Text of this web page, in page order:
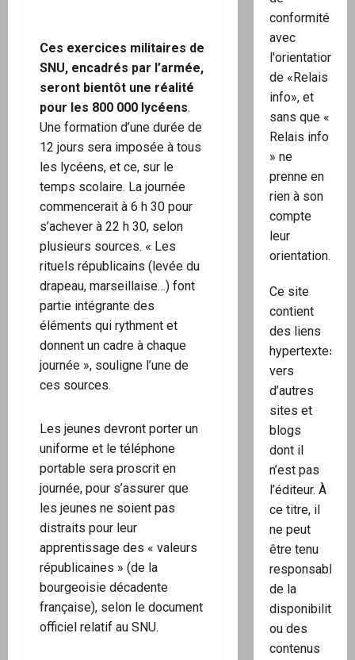
Ces exercices militaires de
SNU, encadrés par l’armée,
seront bientôt une réalité
pour les 800 000 lycéens.
Une formation d’une durée de
12 jours sera imposée à tous
les lycéens, et ce, sur le
temps scolaire. La journée
commencerait à 6 h 30 pour
s’achever à 22 h 30, selon
plusieurs sources. « Les
rituels républicains (levée du
drapeau, marseillaise…) font
partie intégrante des
éléments qui rythment et
donnent un cadre à chaque
journée », souligne l’une de
ces sources.
Les jeunes devront porter un
uniforme et le téléphone
portable sera proscrit en
journée, pour s’assurer que
les jeunes ne soient pas
distraits pour leur
apprentissage des « valeurs
républicaines » (de la
bourgeoisie décadente
française), selon le document
officiel relatif au SNU.
conformité
avec
l'orientation
de «Relais
info», et
sans que «
Relais info
» ne
prenne en
rien à son
compte
leur
orientation.
Ce site
contient
des liens
hypertextes
vers
d’autres
sites et
blogs
dont il
n’est pas
l’éditeur. À
ce titre, il
ne peut
être tenu
responsable
de la
disponibilité
ou des
contenus